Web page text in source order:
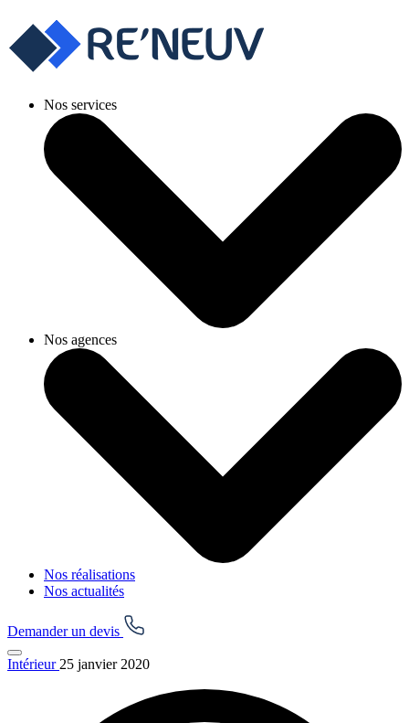
Nos services
Nos agences
Nos réalisations
Nos actualités
Demander un devis
Intérieur 25 janvier 2020